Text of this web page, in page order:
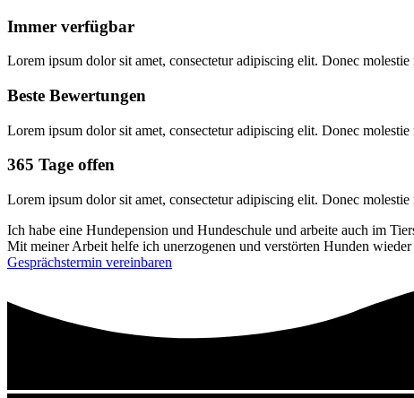
Immer verfügbar
Lorem ipsum dolor sit amet, consectetur adipiscing elit. Donec molestie
Beste Bewertungen
Lorem ipsum dolor sit amet, consectetur adipiscing elit. Donec molestie
365 Tage offen
Lorem ipsum dolor sit amet, consectetur adipiscing elit. Donec molestie
Ich habe eine Hundepension und Hundeschule und arbeite auch im
Mit meiner Arbeit helfe ich unerzogenen und verstörten Hunden
Gesprächstermin vereinbaren